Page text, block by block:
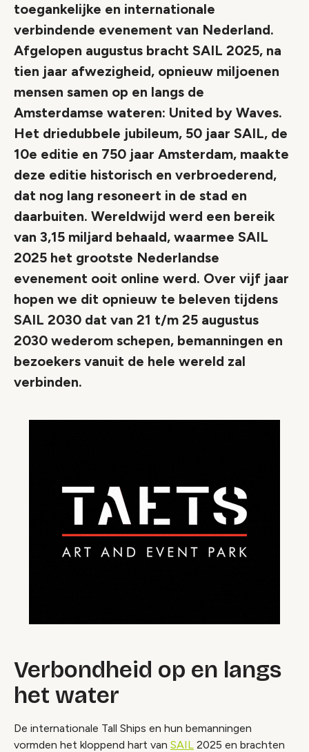
toegankelijke en internationale
verbindende evenement van Nederland.
Afgelopen augustus bracht SAIL 2025, na
tien jaar afwezigheid, opnieuw miljoenen
mensen samen op en langs de
Amsterdamse wateren: United by Waves.
Het driedubbele jubileum, 50 jaar SAIL, de
10e editie en 750 jaar Amsterdam, maakte
deze editie historisch en verbroederend,
dat nog lang resoneert in de stad en
daarbuiten. Wereldwijd werd een bereik
van 3,15 miljard behaald, waarmee SAIL
2025 het grootste Nederlandse
evenement ooit online werd. Over vijf jaar
hopen we dit opnieuw te beleven tijdens
SAIL 2030 dat van 21 t/m 25 augustus
2030 wederom schepen, bemanningen en
bezoekers vanuit de hele wereld zal
verbinden.
Verbondheid op en langs
het water
De internationale Tall Ships en hun bemanningen
vormden het kloppend hart van SAIL 2025 en brachten